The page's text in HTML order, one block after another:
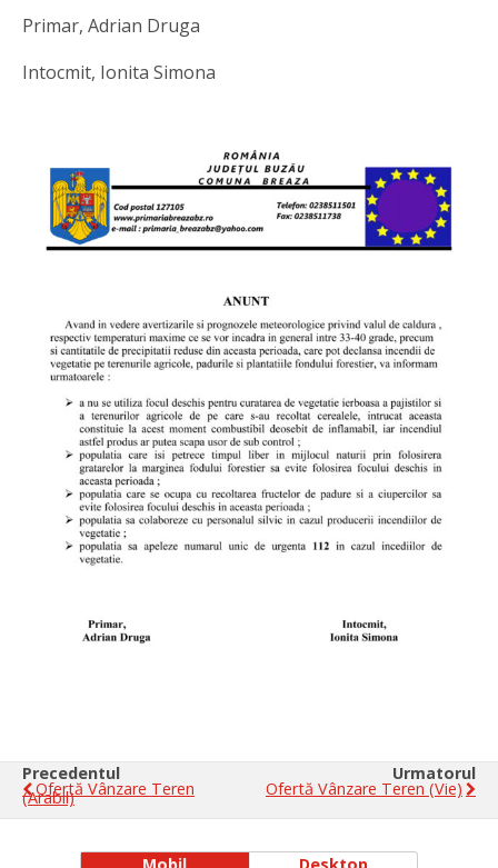
Primar, Adrian Druga
Intocmit, Ionita Simona
Precedentul
Ofertă Vânzare Teren
(arabil)
Urmatorul
Ofertă Vânzare Teren (vie)